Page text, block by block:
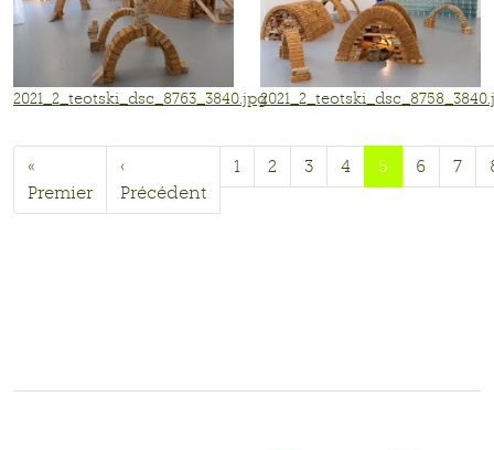
2021_2_teotski_dsc_8763_3840.jpg
«
Premier
‹
Précédent
1 2 3 4 5 6 7